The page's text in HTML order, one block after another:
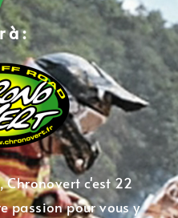
à :
Chronovert c'est 22
passion pour vous y